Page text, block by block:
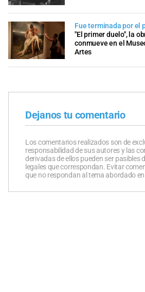
Fue terminada por el
"El primer duelo", la
conmueve en el
Artes
Dejanos tu comentario
Los comentarios realizados son de
responsabilidad de sus autores y las
derivadas de ellos pueden ser pasibles
legales que correspondan. Evitar
que no respondan al tema abordado